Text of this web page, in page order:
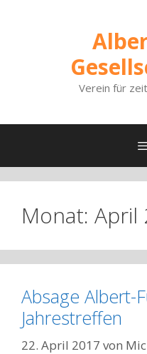
Verein für
Monat: April
Absage Albert-
Jahrestreffen
22. April 2017 von